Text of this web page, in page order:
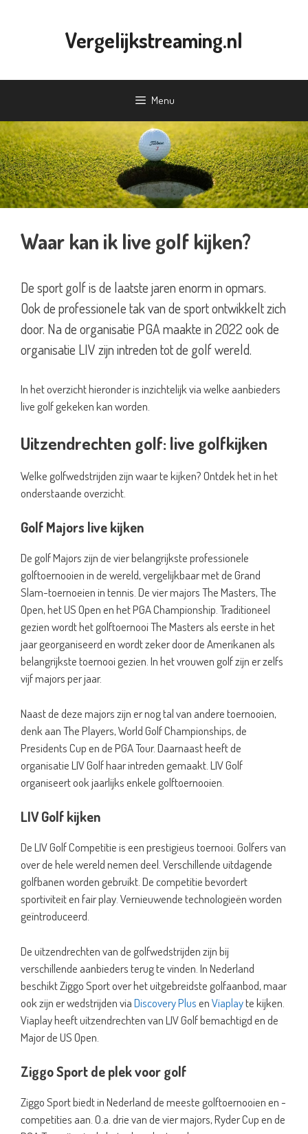
Vergelijkstreaming.nl
Menu
Waar kan ik live golf kijken?
De sport golf is de laatste jaren enorm in opmars.
Ook de professionele tak van de sport ontwikkelt zich
door. Na de organisatie PGA maakte in 2022 ook de
organisatie LIV zijn intreden tot de golf wereld.
In het overzicht hieronder is inzichtelijk via welke aanbieders
live golf gekeken kan worden.
Uitzendrechten golf: live golfkijken
Welke golfwedstrijden zijn waar te kijken? Ontdek het in het
onderstaande overzicht.
Golf Majors live kijken
De golf Majors zijn de vier belangrijkste professionele
golftoernooien in de wereld, vergelijkbaar met de Grand
Slam-toernoeien in tennis. De vier majors The Masters, The
Open, het US Open en het PGA Championship. Traditioneel
gezien wordt het golftoernooi The Masters als eerste in het
jaar georganiseerd en wordt zeker door de Amerikanen als
belangrijkste toernooi gezien. In het vrouwen golf zijn er zelfs
vijf majors per jaar.
Naast de deze majors zijn er nog tal van andere toernooien,
denk aan The Players, World Golf Championships, de
Presidents Cup en de PGA Tour. Daarnaast heeft de
organisatie LIV Golf haar intreden gemaakt. LIV Golf
organiseert ook jaarlijks enkele golftoernooien.
LIV Golf kijken
De LIV Golf Competitie is een prestigieus toernooi. Golfers van
over de hele wereld nemen deel. Verschillende uitdagende
golfbanen worden gebruikt. De competitie bevordert
sportiviteit en fair play. Vernieuwende technologieën worden
geïntroduceerd.
De uitzendrechten van de golfwedstrijden zijn bij
verschillende aanbieders terug te vinden. In Nederland
beschikt Ziggo Sport over het uitgebreidste golfaanbod, maar
ook zijn er wedstrijden viaDiscovery PlusenViaplayte kijken.
Viaplay heeft uitzendrechten van LIV Golf bemachtigd en de
Major de US Open.
Ziggo Sport de plek voor golf
Ziggo Sport biedt in Nederland de meeste golftoernooien en -
competities aan. O.a. drie van de vier majors, Ryder Cup en de